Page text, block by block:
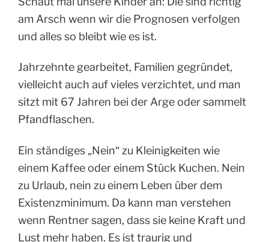
am Arsch wenn wir die Prognosen verfolgen
und alles so bleibt wie es ist.
Jahrzehnte gearbeitet, Familien gegründet,
vielleicht auch auf vieles verzichtet, und man
sitzt mit 67 Jahren bei der Arge oder sammelt
Pfandflaschen.
Ein ständiges „Nein“ zu Kleinigkeiten wie
einem Kaffee oder einem Stück Kuchen. Nein
zu Urlaub, nein zu einem Leben über dem
Existenzminimum. Da kann man verstehen
wenn Rentner sagen, dass sie keine Kraft und
Lust mehr haben. Es ist traurig und